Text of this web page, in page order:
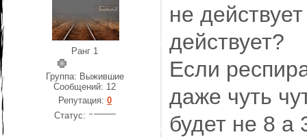
Ранг 1
Группа: Выжившие
Сообщений: 12
Репутация: 0
Статус:
не
действует?
Если
даже чуть
будет не 8 а